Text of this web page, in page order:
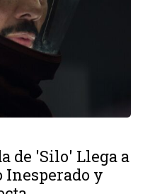
de 'Silo' Llega a
Inesperado y